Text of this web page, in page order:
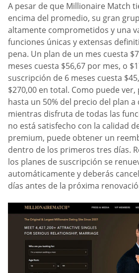
A pesar de que Millionaire Match
encima del promedio, su gran
altamente comprometidos y una
funciones únicas y extensas
pena. Un plan de un mes cuesta
meses cuesta $56,67 por mes, o
suscripción de 6 meses cuesta
$270,00 en total. Como puede
hasta un 50% del precio del plan a
mientras disfruta de todas las
no está satisfecho con la calidad
premium, puede obtener un
dentro de los primeros tres días.
los planes de suscripción se
automáticamente y deberás
días antes de la próxima